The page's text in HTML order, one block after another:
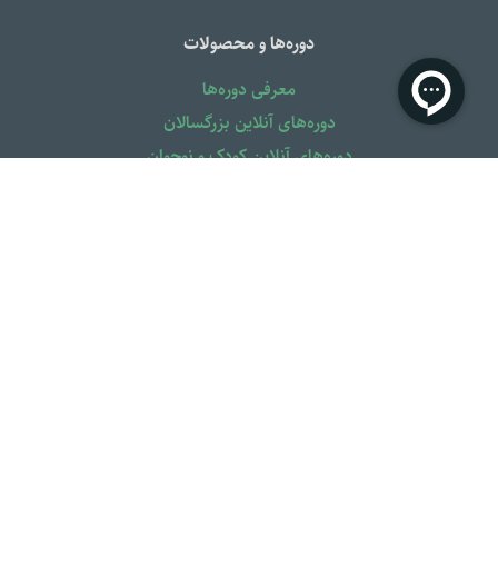
دوره‌ها و محصولات
معرفی دوره‌ها
دوره‌های آنلاین بزرگسالان
دوره‌های آنلاین کودک و نوجوان